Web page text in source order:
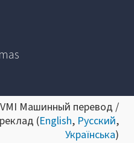
Машинный перевод /
(English, Русский,
Українська)